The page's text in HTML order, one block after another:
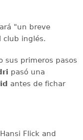
"un breve
club inglés.
sus primeros pasos
pasó una
antes de fichar
Flick and